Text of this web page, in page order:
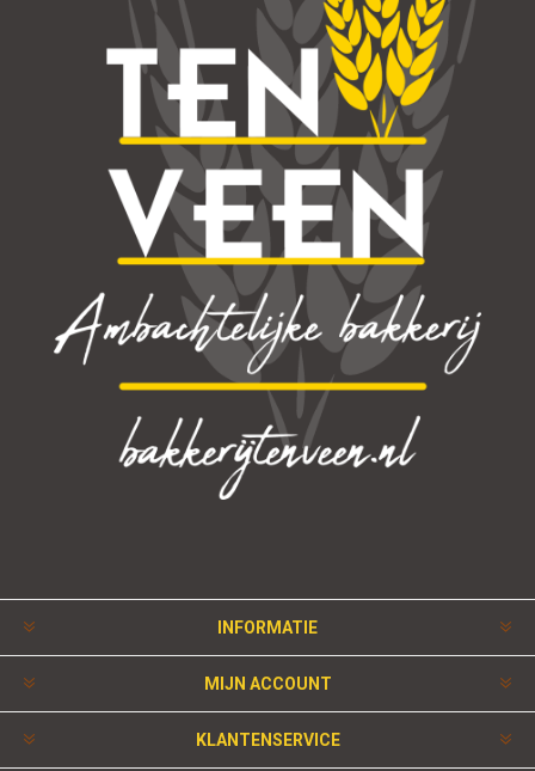
INFORMATIE
MIJN ACCOUNT
KLANTENSERVICE